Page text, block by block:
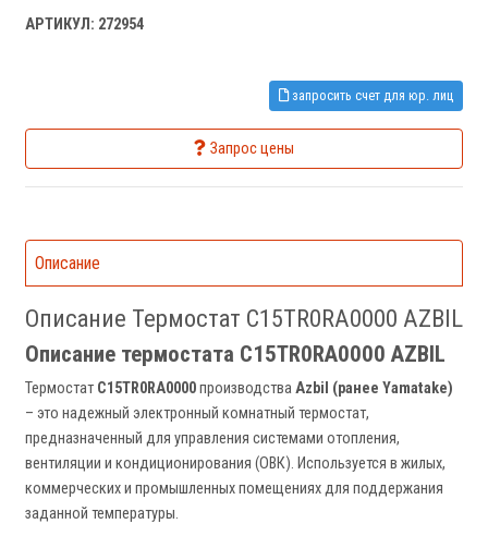
АРТИКУЛ: 272954
запросить счет для юр. лиц
Запрос цены
Описание
Описание Термостат C15TR0RA0000 AZBIL
Описание термостата C15TR0RA0000 AZBIL
Термостат C15TR0RA0000производстваAzbil (ранее Yamatake)
– это надежный электронный комнатный термостат,
предназначенный для управления системами отопления,
вентиляции и кондиционирования (ОВК). Используется в жилых,
коммерческих и промышленных помещениях для поддержания
заданной температуры.